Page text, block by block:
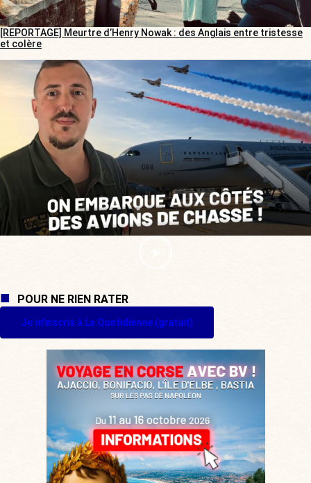
[REPORTAGE] Meurtre d’Henry Nowak : des Anglais entre tristesse
et colère
POUR NE RIEN RATER
Je m'inscris à La Quotidienne (gratuit)